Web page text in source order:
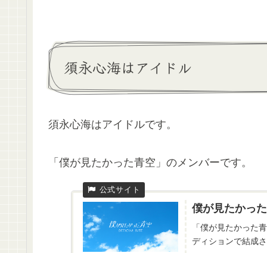
須永心海はアイドル
須永心海はアイドルです。
「僕が見たかった青空」のメンバーです。
僕が見たかっ
「僕が見たかった
ディションで結成